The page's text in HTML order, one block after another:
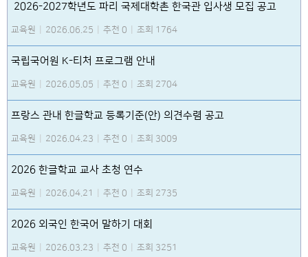
2026-2027학년도 파리 국제대학촌 한국관 입사생 모집 공고
교육원 2026.06.25 추천 0 조회 1764
국립국어원 K-티처 프로그램 안내
교육원 2026.05.05 추천 0 조회 2704
프랑스 관내 한글학교 등록기준(안) 의견수렴 공고
교육원 2026.04.23 추천 0 조회 3009
2026 한글학교 교사 초청 연수
교육원 2026.04.21 추천 0 조회 2735
2026 외국인 한국어 말하기 대회
교육원 2026.03.23 추천 0 조회 3251